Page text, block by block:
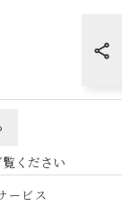
ービス